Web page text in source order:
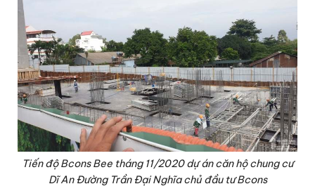
Tiến độ Bcons Bee tháng 11/2020 dự án căn hộ chung cư
Dĩ An Đường Trần Đại Nghĩa chủ đầu tư Bcons